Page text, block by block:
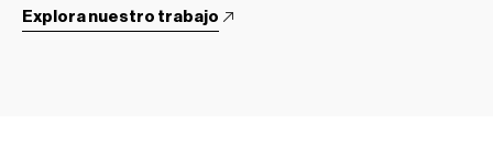
Explora nuestro trabajo